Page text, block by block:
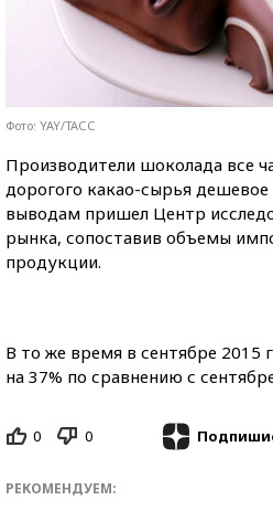
Фото: YAY/ТАСС
Производители шоколада все
дорогого какао-сырья
выводам пришел Центр
рынка, сопоставив объемы
продукции.
В то же время в сентябре 2015
на 37% по сравнению с
0 0
РЕКОМЕНДУЕМ: